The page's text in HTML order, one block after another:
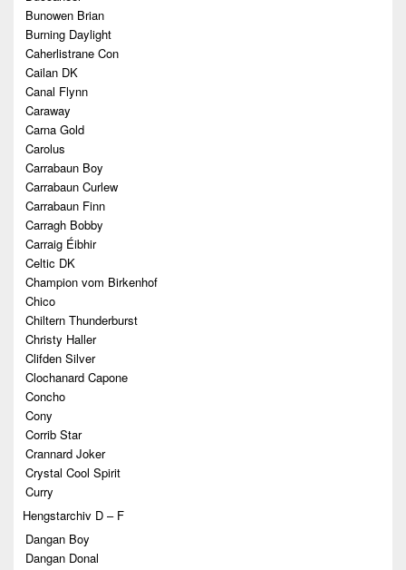
Bunowen Brian
Burning Daylight
Caherlistrane Con
Cailan DK
Canal Flynn
Caraway
Carna Gold
Carolus
Carrabaun Boy
Carrabaun Curlew
Carrabaun Finn
Carragh Bobby
Carraig Éibhir
Celtic DK
Champion vom Birkenhof
Chico
Chiltern Thunderburst
Christy Haller
Clifden Silver
Clochanard Capone
Concho
Cony
Corrib Star
Crannard Joker
Crystal Cool Spirit
Curry
Hengstarchiv D – F
Dangan Boy
Dangan Donal